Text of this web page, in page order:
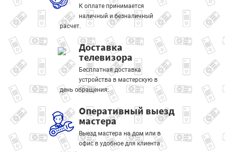
К оплате принимается
наличный и безналичный
расчет.
Доставка
телевизора
Бесплатная доставка
устройства в мастерскую в
день обращения.
Оперативный выезд
мастера
Выезд мастера на дом или в
офис в удобное для клиента